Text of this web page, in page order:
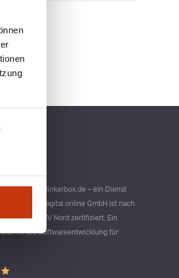
bei blinkerbox.de – ein Dienst
GmbH Die agital.online GmbH ist nach
durch den TÜV Nord zertifiziert. Ein
ist die Softwareentwicklung für